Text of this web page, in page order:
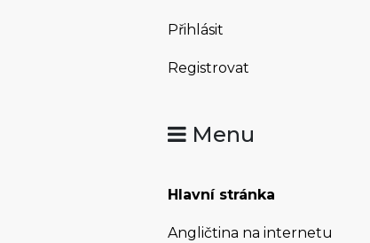
Přihlásit
Registrovat
Menu
Hlavní stránka
Angličtina na internetu